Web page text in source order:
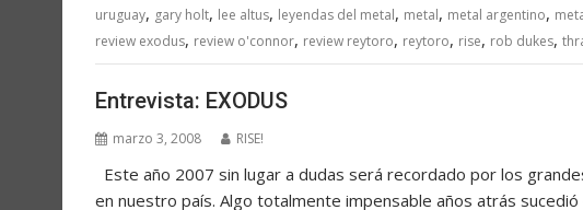
uruguay, gary holt, lee altus, leyendas del metal, metal, metal argentino,
review exodus, review o'connor, review reytoro, reytoro, rise, rob dukes,
Entrevista: EXODUS
marzo 3, 2008 RISE!
Este año 2007 sin lugar a dudas será recordado por los
en nuestro país. Algo totalmente impensable años atrás